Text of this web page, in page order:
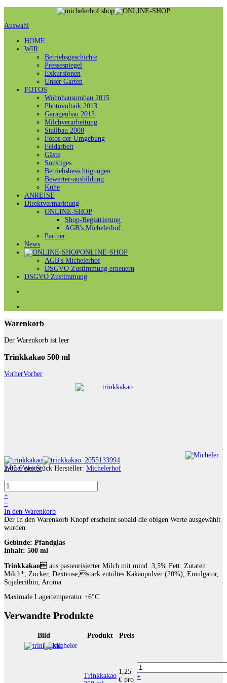
Auswahl
HOME
WIR
Betriebsgeschichte
Pressespiegel
Exkursionen
Unser Garten
FOTOS
Wohnhausumbau 2015
Photovoltaik 2013
Garagenbau 2013
Milchverarbeitung
Stallbau 2008
Fotos der Umgebung
Feldarbeit
Gäste
Sonstiges
Betriebsbesichtigungen
Bewerter-ausbildung
Kühe
ANREISE
Direktvermarktung
ONLINE-SHOP
Shop-Registrierung
AGB's Michelerhof
Partner
News
ONLINE-SHOP
AGB's Michelerhof
DSGVO Zustimmung erneuern
DSGVO Zustimmung
Warenkorb
Der Warenkorb ist leer
Trinkkakao 500 ml
VorherVorher
WeiterWeiter
2,05 € pro Stück Hersteller: Michelerhof
+
–
In den Warenkorb
Der In den Warenkorb Knopf erscheint sobald die obigen Werte ausgewählt
wurden
Gebinde: Pfandglas
Inhalt: 500 ml
Trinkkakao aus pasteurisierter Milch mit mind. 3,5% Fett. Zutaten:
Milch*, Zucker, Dextrose,stark entöltes Kakaopulver (20%), Emulgator,
Sojalecithin, Aroma
Maximale Lagertemperatur +6°C
Verwandte Produkte
Bild Produkt Preis
Trinkkakao
1,25
€ pro +